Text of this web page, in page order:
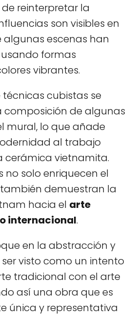
reinterpretar la
son visibles en
escenas han
formas
vibrantes.
técnicas cubistas se
composición de algunas
mural, lo que añade
al trabajo
cerámica vietnamita.
no solo enriquecen el
demuestran la
hacia el arte
internacional.
en la abstracción y
visto como un intento
tradicional con el arte
así una obra que es
única y representativa